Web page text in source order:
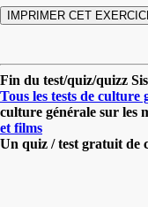
Fin du test/quiz/quizz
Tous les tests de culture
culture générale sur les
et films
Un quiz / test gratuit de